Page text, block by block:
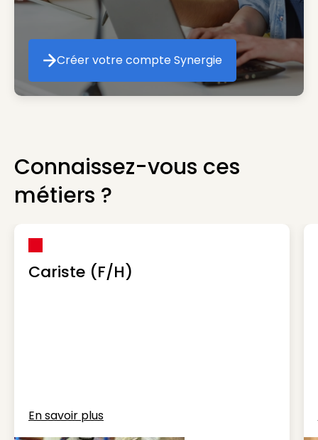
Créer votre compte Synergie
Créer votre compte Synergie
Connaissez-vous ces
métiers ?
Cariste (F/H)
En savoir plus